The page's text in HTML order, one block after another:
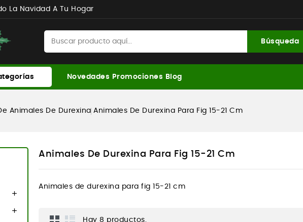
La Navidad A Tu Hogar
Búsqueda
Novedades Promociones Blog
Animales De Durexina Animales De Durexina Para Fig 15-21 Cm


Animales De Durexina Para Fig 15-21 Cm
Animales de durexina para fig 15-21 cm
Hay 8 productos.